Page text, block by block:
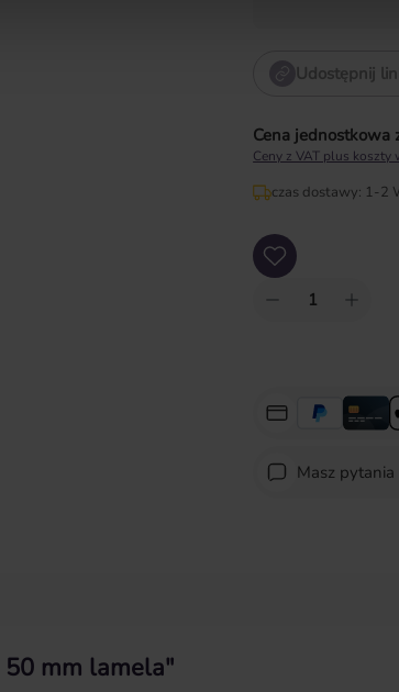
Udostępnij
Cena jednostkowa
Ceny z VAT plus koszty
czas dostawy: 1-2
Ilość produktu:
Masz
mm lamela"